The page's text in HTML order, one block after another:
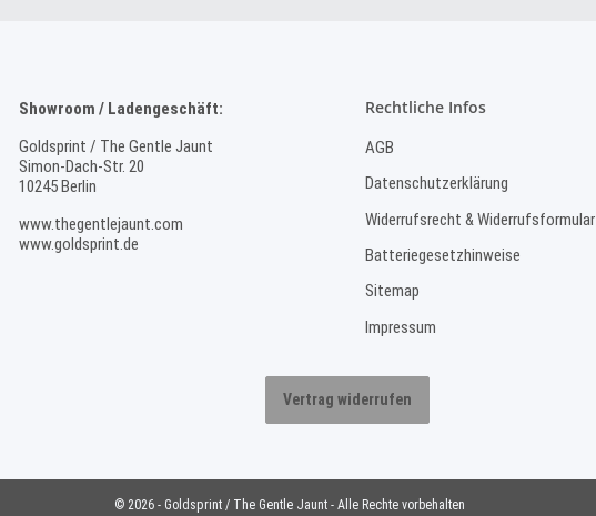
Showroom / Ladengeschäft:
Goldsprint / The Gentle Jaunt
Simon-Dach-Str. 20
10245 Berlin
www.thegentlejaunt.com
www.goldsprint.de
Rechtliche Infos
AGB
Datenschutzerklärung
Widerrufsrecht & Widerrufsformular
Batteriegesetzhinweise
Sitemap
Impressum
Vertrag widerrufen
© 2026 - Goldsprint / The Gentle Jaunt - Alle Rechte vorbehalten